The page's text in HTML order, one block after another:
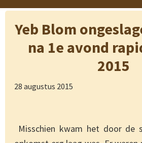
Yeb Blom
na 1e avond
2015
28 augustus 2015
Misschien kwam het door de